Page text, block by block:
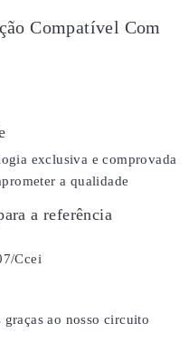
Compatível Com
exclusiva e comprovada
a qualidade
a referência
Ccei
graças ao nosso circuito